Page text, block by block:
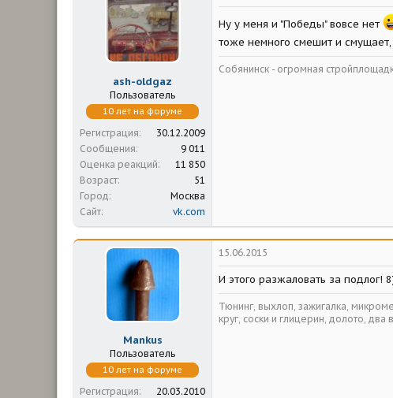
ash-oldgaz
Пользователь
10 лет на форуме
Регистрация
30.12.2009
Сообщения
9 011
Оценка реакций
11 850
Возраст
51
Город
Москва
Сайт
vk.com
Ну у меня и "Победы" вовсе нет
тоже немного смешит и
Собянинск - огромная
Mankus
Пользователь
10 лет на форуме
Регистрация
20.03.2010
15.06.2015
И этого разжаловать за подлог!
Тюнинг, выхлоп, зажигалка,
круг, соски и глицерин, долото, два